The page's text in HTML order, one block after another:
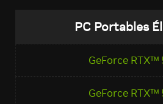
PC Portables
GeForce RTX™
GeForce RTX™